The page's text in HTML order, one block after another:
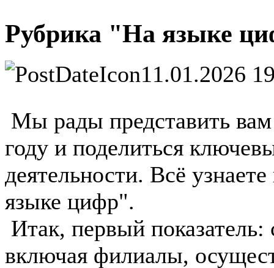
Рубрика "На языке
11.01.2026
Мы рады представить
году и поделиться
деятельности. Всё
языке цифр".
Итак, первый
включая филиалы,